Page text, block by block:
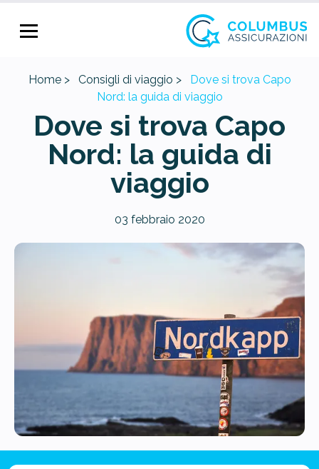
Home > Consigli di viaggio >
Dove si trova Capo
Nord: la guida di viaggio
Dove si trova Capo
Nord: la guida di
viaggio
03 febbraio 2020